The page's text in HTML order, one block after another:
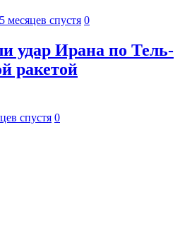
5 месяцев спустя 0
удар Ирана по Тель-
ракетой
спустя 0